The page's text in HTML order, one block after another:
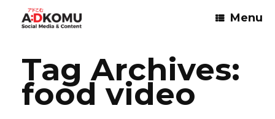
content
Menu
Tag Archives:
food video